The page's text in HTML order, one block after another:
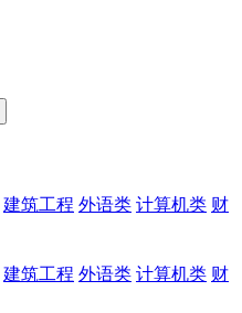
建筑工程 外语类 计算机类 财
建筑工程 外语类 计算机类 财